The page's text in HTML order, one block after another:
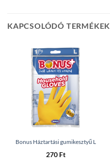
KAPCSOLÓDÓ TERMÉKEK
Bonus Háztartási gumikesztyű L
270 Ft